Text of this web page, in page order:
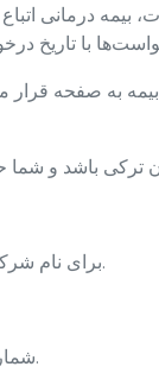
درمانی
به صفحه قرار
• برای نام شرکت: شرکتی را که از آن بیمه‌ خریداری کرده‌اید انتخاب کنید.
• شماره بیمه‌نامه: ……… بخش اعداد تا علامت اسلش '‌/‌' می‌باشد.